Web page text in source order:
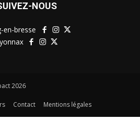
NOUS
en-bresse
2026
Contact Mentions légales